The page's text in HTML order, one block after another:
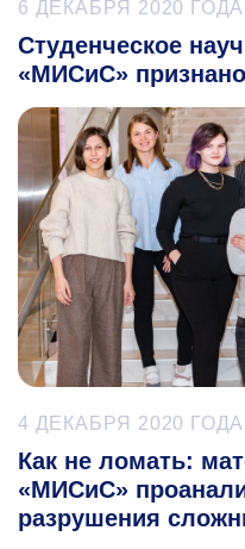
6 ДЕКАБРЯ 2020 ГОДА
Студенческое
«МИСиС»
4 ДЕКАБРЯ 2020 ГОДА
Как не ломать:
«МИСиС»
разрушения